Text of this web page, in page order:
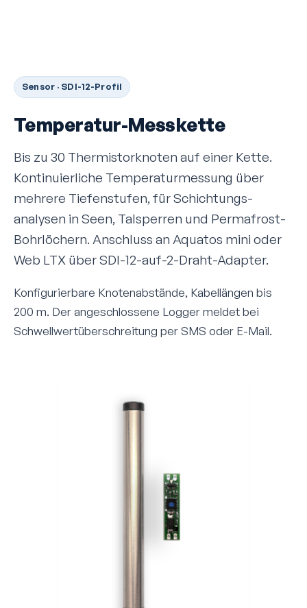
Sensor · SDI-12-Profil
Temperatur-Messkette
Bis zu 30 Thermistor­knoten auf einer Kette.
Kontinuierliche Temperatur­messung über
mehrere Tiefenstufen, für Schichtungs­
analysen in Seen, Talsperren und Permafrost-
Bohrlöchern. Anschluss an Aquatos mini oder
Web LTX über SDI-12-auf-2-Draht-Adapter.
Konfigurierbare Knotenabstände, Kabellängen bis
200 m. Der angeschlossene Logger meldet bei
Schwellwert­überschreitung per SMS oder E-Mail.